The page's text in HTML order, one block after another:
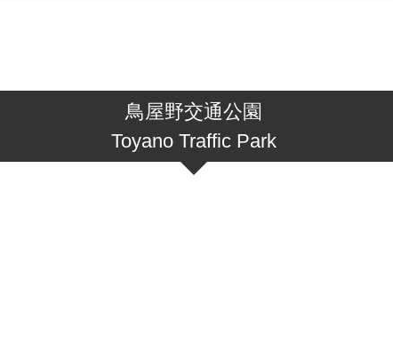
タンデム自転車があるレンタサイクル
鳥屋野交通公園
Toyano Traffic Park